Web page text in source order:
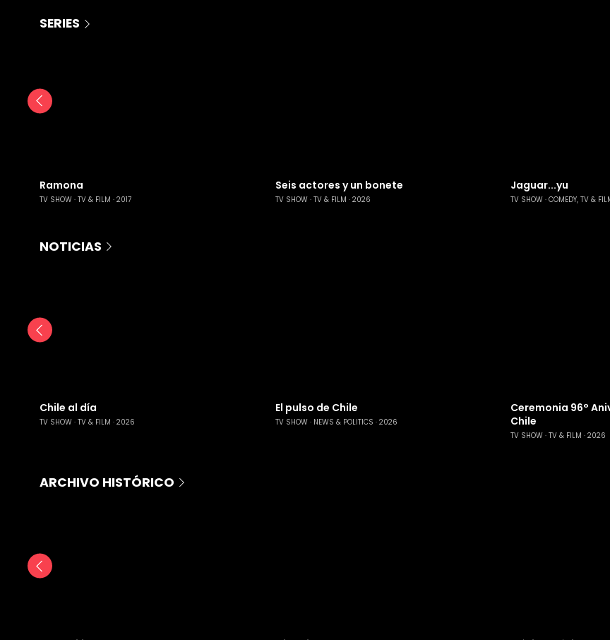
SERIES
Ramona
TV SHOW TV & FILM 2017
Seis actores y un bonete
TV SHOW TV & FILM 2026
Jaguar...yu
TV SHOW COMEDY, TV &
NOTICIAS
Chile al día
TV SHOW TV & FILM 2026
El pulso de Chile
TV SHOW NEWS & POLITICS 2026
Ceremonia 96°
Chile
TV SHOW TV & FILM 2026
ARCHIVO HISTÓRICO